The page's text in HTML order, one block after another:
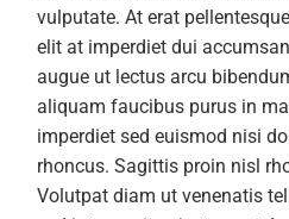
vulputate. At erat
elit at imperdiet dui
augue ut lectus arcu
aliquam faucibus purus in
imperdiet sed euismod nisi
rhoncus. Sagittis proin nisl
Volutpat diam ut venenatis